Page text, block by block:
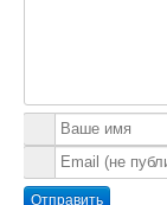
Отправить